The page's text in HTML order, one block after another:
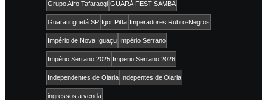
Grupo Afro Tafaraogi GUARÁ FEST SAMBA
Guaratinguetá SP Igor Pitta Imperadores Rubro-Negros
Império de Nova Iguaçu Império Serrano
Império Serrano 2025 Imperio Serrano 2026
Independentes de Olaria Indepentes de Olaria
ingressos a venda